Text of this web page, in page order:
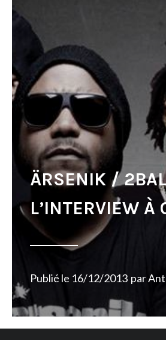
ÄRSENIK /
L’INTERVIEW À
Publié le 16/12/2013 par